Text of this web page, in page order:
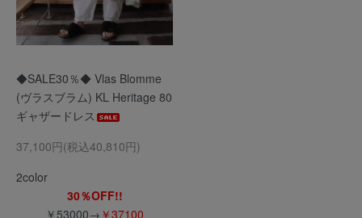
◆SALE30％◆ Vlas Blomme
(ヴラスブラム) KL Heritage 80
ギャザードレス
37,100円(税込40,810円)
2color
30％OFF!!
￥53000→ ￥37100